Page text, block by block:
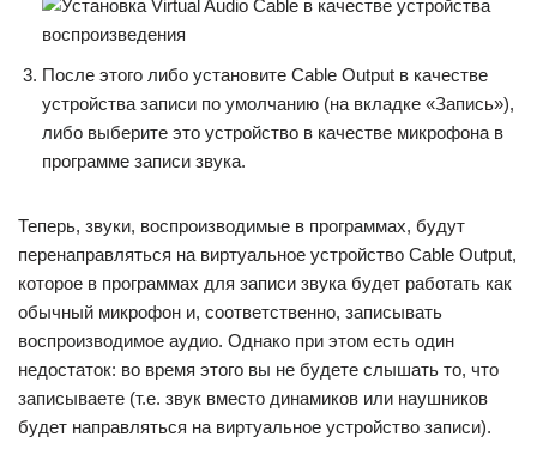
После этого либо установите Cable Output в качестве
устройства записи по умолчанию (на вкладке «Запись»),
либо выберите это устройство в качестве микрофона в
программе записи звука.
Теперь, звуки, воспроизводимые в программах, будут
перенаправляться на виртуальное устройство Cable Output,
которое в программах для записи звука будет работать как
обычный микрофон и, соответственно, записывать
воспроизводимое аудио. Однако при этом есть один
недостаток: во время этого вы не будете слышать то, что
записываете (т.е. звук вместо динамиков или наушников
будет направляться на виртуальное устройство записи).